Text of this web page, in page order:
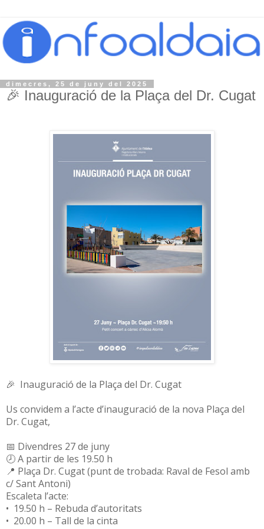
dimecres, 25 de juny del 2025
🎉 Inauguració de la Plaça del Dr. Cugat
🎉 Inauguració de la Plaça del Dr. Cugat
Us convidem a l’acte d’inauguració de la nova Plaça del
Dr. Cugat,
📅 Divendres 27 de juny
🕗 A partir de les 19.50 h
📍 Plaça Dr. Cugat (punt de trobada: Raval de Fesol amb
c/ Sant Antoni)
Escaleta l’acte:
• 19.50 h – Rebuda d’autoritats
• 20.00 h – Tall de la cinta